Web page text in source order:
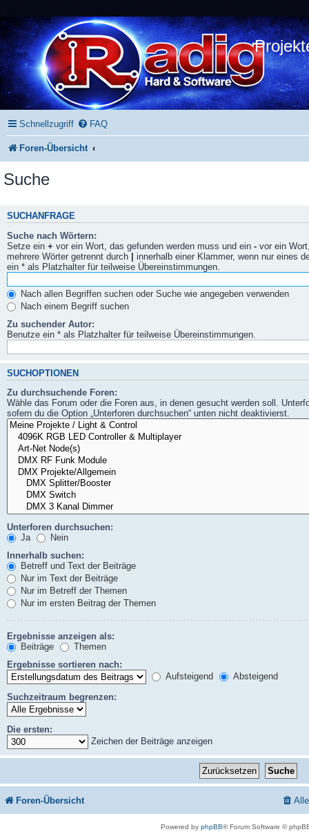
Schnellzugriff FAQ
Foren-Übersicht
Suche
SUCHANFRAGE
Suche nach Wörtern:
Setze ein + vor ein Wort, das gefunden werden muss und ein - vor ein
mehrere Wörter getrennt durch | innerhalb einer Klammer, wenn nur eines
ein * als Platzhalter für teilweise Übereinstimmungen.
Nach allen Begriffen suchen oder Suche wie angegeben verwenden
Nach einem Begriff suchen
Zu suchender Autor:
Benutze ein * als Platzhalter für teilweise Übereinstimmungen.
SUCHOPTIONEN
Zu durchsuchende Foren:
Wähle das Forum oder die Foren aus, in denen gesucht werden soll.
sofern du die Option „Unterforen durchsuchen“ unten nicht deaktivierst.
Unterforen durchsuchen:
Ja
Nein
Innerhalb suchen:
Betreff und Text der Beiträge
Nur im Text der Beiträge
Nur im Betreff der Themen
Nur im ersten Beitrag der Themen
Ergebnisse anzeigen als:
Beiträge
Themen
Ergebnisse sortieren nach:
Aufsteigend
Absteigend
Suchzeitraum begrenzen:
Die ersten:
Zeichen der Beiträge anzeigen
Foren-Übersicht
Powered byphpBB® Forum Software ©